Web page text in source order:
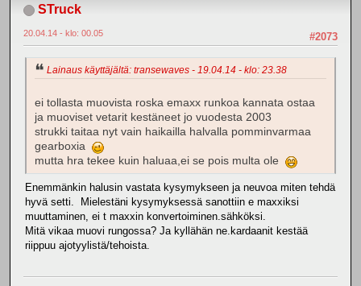
STruck
#2073
20.04.14 - klo: 00.05
Lainaus käyttäjältä: transewaves - 19.04.14 - klo: 23.38
ei tollasta muovista roska emaxx runkoa kannata ostaa
ja muoviset vetarit kestäneet jo vuodesta 2003
strukki taitaa nyt vain haikailla halvalla pomminvarmaa
gearboxia
mutta hra tekee kuin haluaa,ei se pois multa ole
Enemmänkin halusin vastata kysymykseen ja neuvoa miten tehdä
hyvä setti. Mielestäni kysymyksessä sanottiin e maxxiksi
muuttaminen, ei t maxxin konvertoiminen.sähköksi.
Mitä vikaa muovi rungossa? Ja kyllähän ne.kardaanit kestää
riippuu ajotyylistä/tehoista.